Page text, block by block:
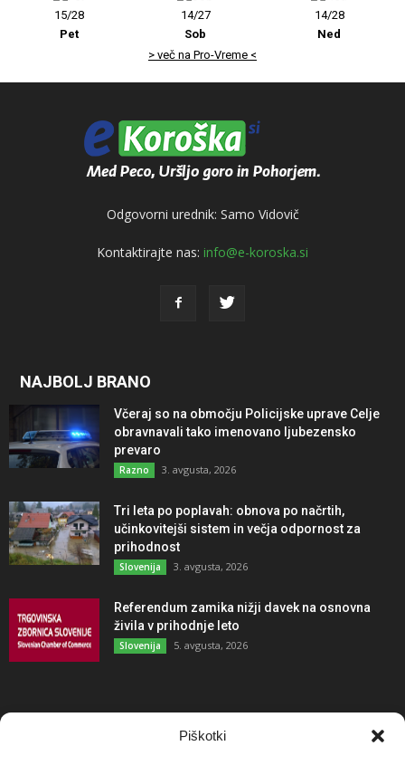
Piškotki
15/28
Pet
14/27
Sob
14/28
Ned
> več na Pro-Vreme <
Odgovorni urednik: Samo Vidovič
Kontaktirajte nas: info@e-koroska.si
NAJBOLJ BRANO
Včeraj so na območju Policijske uprave Celje
obravnavali tako imenovano ljubezensko
prevaro
Razno 3. avgusta, 2026
Tri leta po poplavah: obnova po načrtih,
učinkovitejši sistem in večja odpornost za
prihodnost
Slovenija 3. avgusta, 2026
Referendum zamika nižji davek na osnovna
živila v prihodnje leto
Slovenija 5. avgusta, 2026
NAJBOLJ KOMENTIRANO